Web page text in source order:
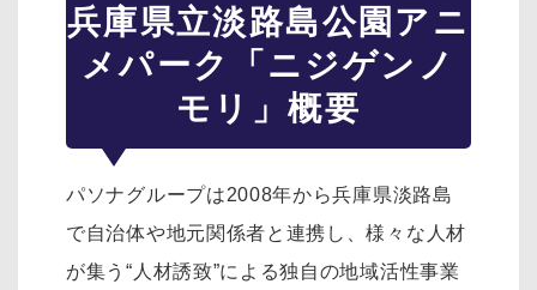
兵庫県立淡路島公園アニ
メパーク「ニジゲンノ
モリ」概要
パソナグループは2008年から兵庫県淡路島
で自治体や地元関係者と連携し、様々な人材
が集う“人材誘致”による独自の地域活性事業